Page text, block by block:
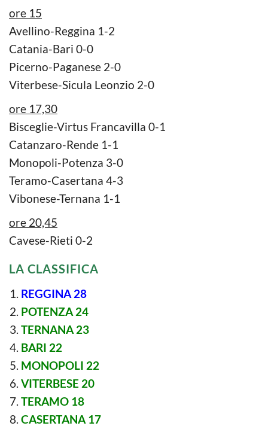
ore 15
Avellino-Reggina 1-2
Catania-Bari 0-0
Picerno-Paganese 2-0
Viterbese-Sicula Leonzio 2-0
ore 17,30
Bisceglie-Virtus Francavilla 0-1
Catanzaro-Rende 1-1
Monopoli-Potenza 3-0
Teramo-Casertana 4-3
Vibonese-Ternana 1-1
ore 20,45
Cavese-Rieti 0-2
LA CLASSIFICA
REGGINA 28
POTENZA 24
TERNANA 23
BARI 22
MONOPOLI 22
VITERBESE 20
TERAMO 18
CASERTANA 17